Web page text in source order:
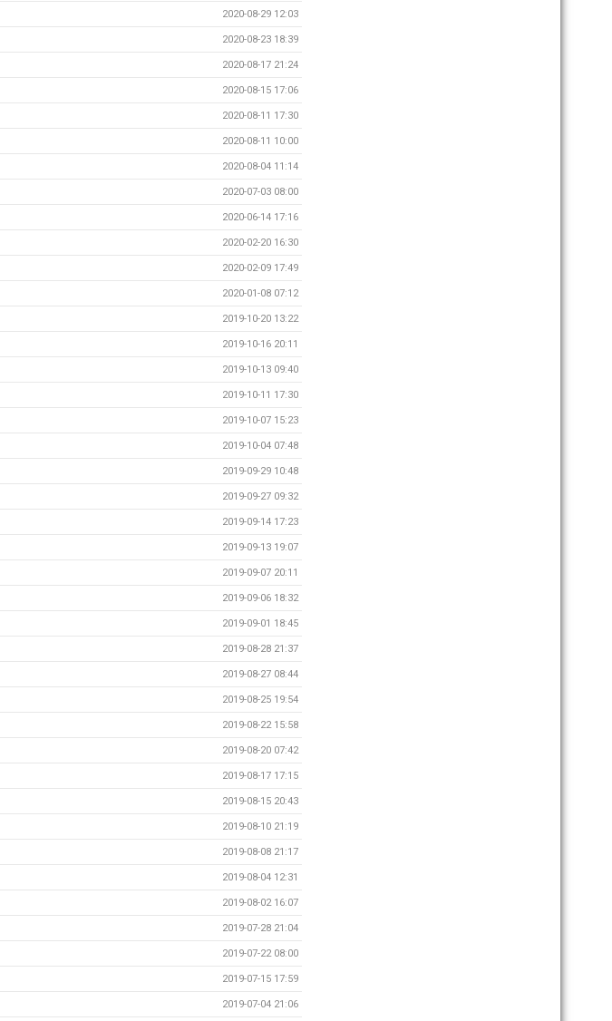
2020-08-29 12:03
2020-08-23 18:39
2020-08-17 21:24
2020-08-15 17:06
2020-08-11 17:30
2020-08-11 10:00
2020-08-04 11:14
2020-07-03 08:00
2020-06-14 17:16
2020-02-20 16:30
2020-02-09 17:49
2020-01-08 07:12
2019-10-20 13:22
2019-10-16 20:11
2019-10-13 09:40
2019-10-11 17:30
2019-10-07 15:23
2019-10-04 07:48
2019-09-29 10:48
2019-09-27 09:32
2019-09-14 17:23
2019-09-13 19:07
2019-09-07 20:11
2019-09-06 18:32
2019-09-01 18:45
2019-08-28 21:37
2019-08-27 08:44
2019-08-25 19:54
2019-08-22 15:58
2019-08-20 07:42
2019-08-17 17:15
2019-08-15 20:43
2019-08-10 21:19
2019-08-08 21:17
2019-08-04 12:31
2019-08-02 16:07
2019-07-28 21:04
2019-07-22 08:00
2019-07-15 17:59
2019-07-04 21:06